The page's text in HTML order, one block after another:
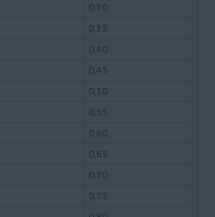
0,30
0,35
0,40
0,45
0,50
0,55
0,60
0,65
0,70
0,75